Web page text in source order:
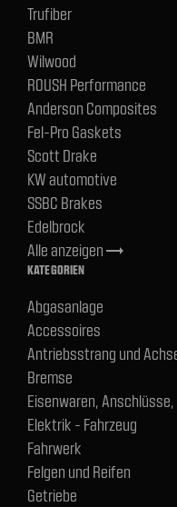
Trufiber
BMR
Wilwood
ROUSH Performance
Anderson Composites
Fel-Pro Gaskets
Scott Drake
KW automotive
SSBC Brakes
Edelbrock
Alle anzeigentrending_flat
KATEGORIEN
Abgasanlage
Accessoires
Antriebsstrang und
Bremse
Eisenwaren,
Elektrik - Fahrzeug
Fahrwerk
Felgen und Reifen
Getriebe